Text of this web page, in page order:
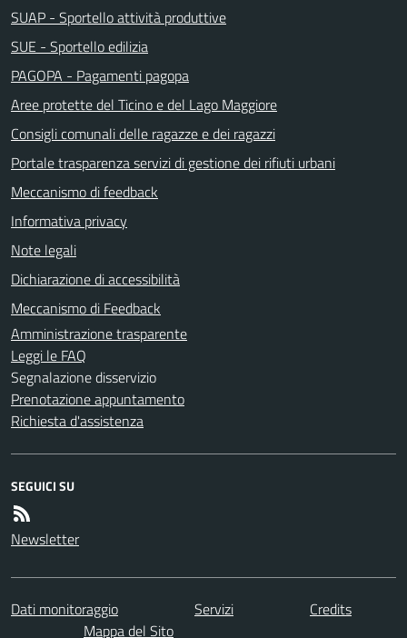
SUAP - Sportello attività produttive
SUE - Sportello edilizia
PAGOPA - Pagamenti pagopa
Aree protette del Ticino e del Lago Maggiore
Consigli comunali delle ragazze e dei ragazzi
Portale trasparenza servizi di gestione dei rifiuti urbani
Meccanismo di feedback
Informativa privacy
Note legali
Dichiarazione di accessibilità
Meccanismo di Feedback
Amministrazione trasparente
Leggi le FAQ
Segnalazione disservizio
Prenotazione appuntamento
Richiesta d'assistenza
SEGUICI SU
Newsletter
Dati monitoraggio Servizi
Credits
Mappa del Sito